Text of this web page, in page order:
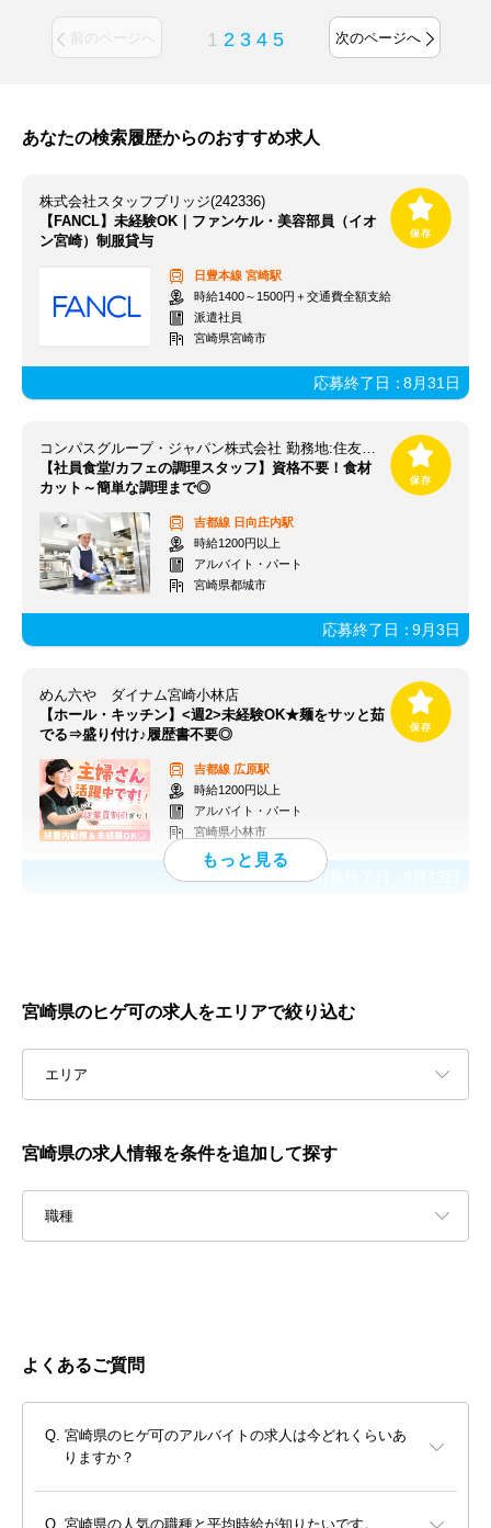
前のページへ 1 2 3 4 5 次のページへ
あなたの検索履歴からのおすすめ求人
株式会社スタッフブリッジ(242336)
【FANCL】未経験OK｜ファンケル・美容部員（イオ
ン宮崎）制服貸与
日豊本線 宮崎駅
時給1400～1500円＋交通費全額支給
派遣社員
宮崎県宮崎市
応募終了日：8月31日
コンパスグループ・ジャパン株式会社 勤務地:住友ゴム工業宮崎工場 21857_p
【社員食堂/カフェの調理スタッフ】資格不要！食材
カット～簡単な調理まで◎
吉都線 日向庄内駅
時給1200円以上
アルバイト・パート
宮崎県都城市
応募終了日：9月3日
めん六や ダイナム宮崎小林店
【ホール・キッチン】<週2>未経験OK★麺をサッと茹
でる⇒盛り付け♪履歴書不要◎
吉都線 広原駅
時給1200円以上
アルバイト・パート
宮崎県小林市
応募終了日：
宮崎県のヒゲ可の求人をエリアで絞り込む
エリア
宮崎県の求人情報を条件を追加して探す
職種
よくあるご質問
宮崎県のヒゲ可のアルバイトの求人は今どれくらいあ
りますか？
宮崎県の人気の職種と平均時給が知りたいです。